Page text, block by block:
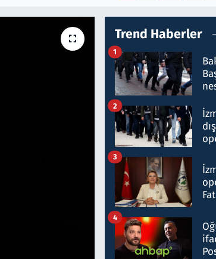
Trend Haberler
1
2
3
4